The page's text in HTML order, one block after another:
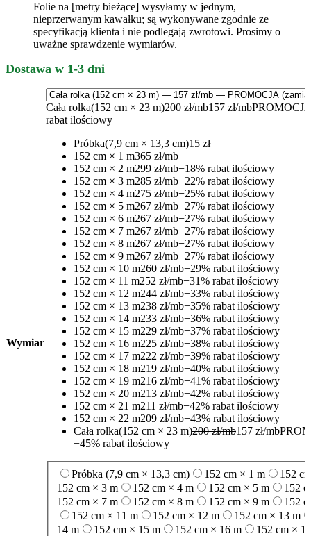
Folie na [metry bieżące] wysyłamy w jednym,
nieprzerwanym kawałku; są wykonywane zgodnie ze
specyfikacją klienta i nie podlegają zwrotowi. Prosimy o
uważne sprawdzenie wymiarów.
Dostawa w 1-3 dni
Wymiar
Cała rolka(152 cm × 23 m)200 zł/mb157 zł/mb
rabat ilościowy
Próbka(7,9 cm × 13,3 cm)15 zł
152 cm × 1 m365 zł/mb
152 cm × 2 m299 zł/mb−18% rabat ilościowy
152 cm × 3 m285 zł/mb−22% rabat ilościowy
152 cm × 4 m275 zł/mb−25% rabat ilościowy
152 cm × 5 m267 zł/mb−27% rabat ilościowy
152 cm × 6 m267 zł/mb−27% rabat ilościowy
152 cm × 7 m267 zł/mb−27% rabat ilościowy
152 cm × 8 m267 zł/mb−27% rabat ilościowy
152 cm × 9 m267 zł/mb−27% rabat ilościowy
152 cm × 10 m260 zł/mb−29% rabat ilościowy
152 cm × 11 m252 zł/mb−31% rabat ilościowy
152 cm × 12 m244 zł/mb−33% rabat ilościowy
152 cm × 13 m238 zł/mb−35% rabat ilościowy
152 cm × 14 m233 zł/mb−36% rabat ilościowy
152 cm × 15 m229 zł/mb−37% rabat ilościowy
152 cm × 16 m225 zł/mb−38% rabat ilościowy
152 cm × 17 m222 zł/mb−39% rabat ilościowy
152 cm × 18 m219 zł/mb−40% rabat ilościowy
152 cm × 19 m216 zł/mb−41% rabat ilościowy
152 cm × 20 m213 zł/mb−42% rabat ilościowy
152 cm × 21 m211 zł/mb−42% rabat ilościowy
152 cm × 22 m209 zł/mb−43% rabat ilościowy
Cała rolka(152 cm × 23 m)200 zł/mb157 zł/mb
−45% rabat ilościowy
Próbka (7,9 cm × 13,3 cm) 152 cm × 1 m
152
152 cm × 3 m
152 cm × 4 m 152 cm × 5 m
152
152 cm × 7 m
152 cm × 8 m 152 cm × 9 m
152
152 cm × 11 m
152 cm × 12 m
152 cm × 13 m
14 m
152 cm × 15 m 152 cm × 16 m
152 cm ×